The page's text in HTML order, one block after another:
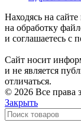
Находясь на сайте
на обработку
и соглашаетесь с
Сайт носит
и не является
отличаться.
© 2026 Все права
Закрыть